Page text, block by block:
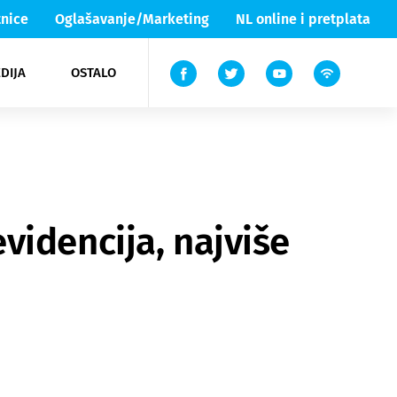
Oglašavanje/Marketing NL online i pretplata
OSTALO
Lika & Senj
TV
najviše